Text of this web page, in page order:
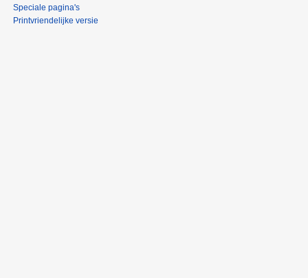
Speciale pagina's
Printvriendelijke versie